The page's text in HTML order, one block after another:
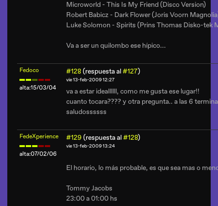
Microworld - This Is My Friend (Disco Version)
Robert Babicz - Dark Flower (Joris Voorn
Luke Solomon - Spirits (Prins Thomas Disko-tek
Va a ser un quilombo ese hípico...
Fedoco
alta:15/03/04
#128(respuesta al#127)
vie 13-feb-2009 12:27
va a estar ideallllll, como me gusta ese lugar!!
cuanto tocara???? y otra pregunta.. a las 6
saludossssss
FedeXperience
alta:07/02/06
#129 (respuesta al#128)
vie 13-feb-2009 13:24
El horario, lo más probable, es que sea mas o
Tommy Jacobs
23:00 a 01:00 hs